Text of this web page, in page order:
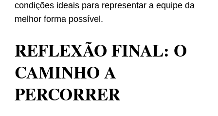
condições ideais para representar a equipe da
melhor forma possível.
REFLEXÃO FINAL: O
CAMINHO A
PERCORRER